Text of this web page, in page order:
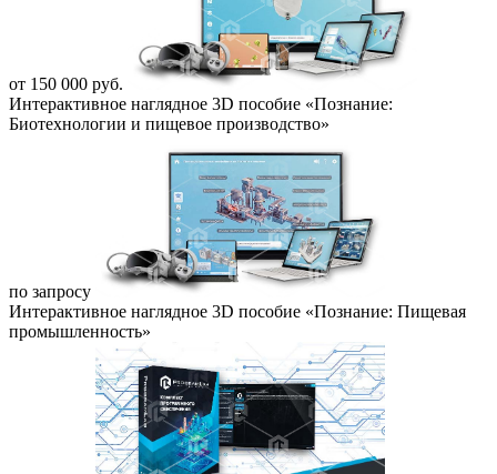
от 150 000 руб.
Интерактивное наглядное 3D пособие «Познание:
Биотехнологии и пищевое производство»
по запросу
Интерактивное наглядное 3D пособие «Познание: Пищевая
промышленность»